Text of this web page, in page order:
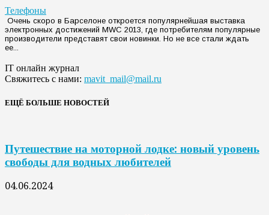
Телефоны
Очень скоро в Барселоне откроется популярнейшая выставка
электронных достижений MWC 2013, где потребителям популярные
производители представят свои новинки. Но не все стали ждать
ее...
IT онлайн журнал
Свяжитесь с нами: mavit_mail@mail.ru
ЕЩЁ БОЛЬШЕ НОВОСТЕЙ
Путешествие на моторной лодке: новый уровень
свободы для водных любителей
04.06.2024